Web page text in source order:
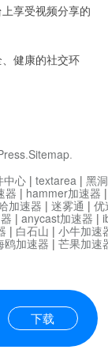
享受视频分享的
健康的社交环
.Sitemap.
下载
中心 | textarea | 黑
器 | hammer加速器
加速器 | 迷雾通 | 优
| anycast加速器 |
| 白石山 | 小牛加速
鸥加速器 | 芒果加速